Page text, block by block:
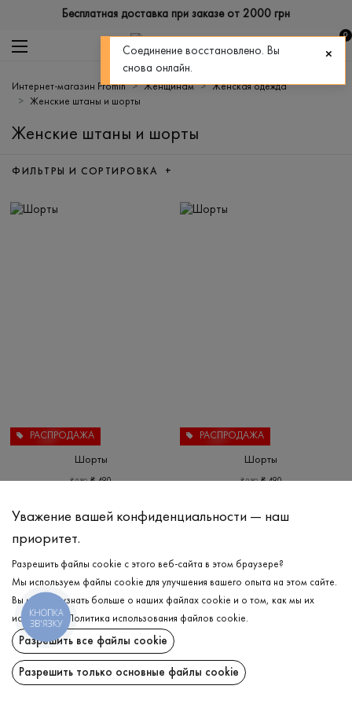
Бесплатная доставка при заказе от 2000 грн
0
Интернет-магазин Promin Женщинам
Женская одежда
Женские штаны и шорты
Женские штаны и шорты
ФИЛЬТРЫ И СОРТИРОВКА +
РАСПРОДАЖА
Шорты
₴980 ₴490
РАСПРОДАЖА
Шорты
₴980 ₴490
Уважение вашей конфиденциальности — наш
приоритет.
Разрешить файлы cookie с этого веб-сайта в этом браузере?
Мы используем файлы cookie для улучшения вашего опыта на этом сайте.
Вы можете узнать больше о наших файлах cookie и о том, как мы их
используем.
Политика использования файлов cookie.
Разрешить все файлы cookie
Разрешить только основные файлы cookie
КНОПКА
ЗВ'ЯЗКУ
Соединение восстановлено. Вы
снова онлайн.